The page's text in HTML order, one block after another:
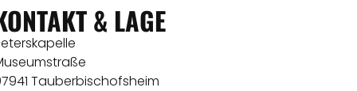
& LAGE
Tauberbischofsheim